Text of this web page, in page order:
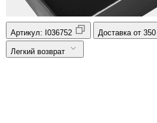
Артикул: I036752 Доставка от 350
Легкий возврат